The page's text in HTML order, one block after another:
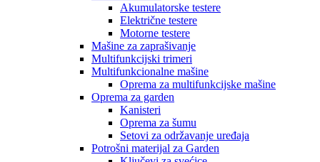
Akumulatorske testere
Električne testere
Motorne testere
Mašine za zaprašivanje
Multifunkcijski trimeri
Multifunkcionalne mašine
Oprema za multifunkcijske mašine
Oprema za garden
Kanisteri
Oprema za šumu
Setovi za održavanje uređaja
Potrošni materijal za Garden